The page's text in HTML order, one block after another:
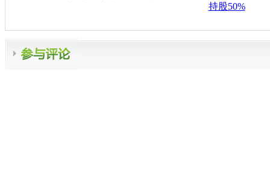
持股50%